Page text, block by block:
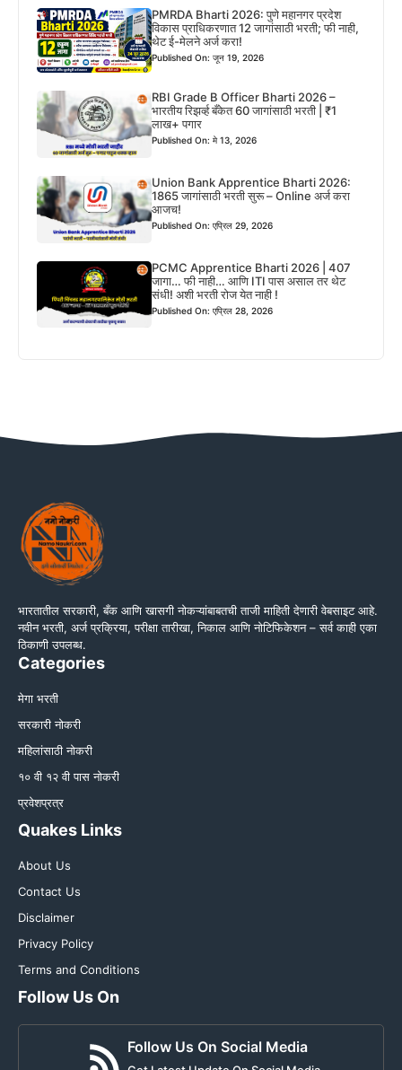
PMRDA Bharti 2026: पुणे महानगर प्रदेश
विकास प्राधिकरणात 12 जागांसाठी भरती; फी नाही,
थेट ई-मेलने अर्ज करा!
Published On: जून 19, 2026
RBI Grade B Officer Bharti 2026 –
भारतीय रिझर्व्ह बँकेत 60 जागांसाठी भरती | ₹1
लाख+ पगार
Published On: मे 13, 2026
Union Bank Apprentice Bharti 2026:
1865 जागांसाठी भरती सुरू – Online अर्ज करा
आजच!
Published On: एप्रिल 29, 2026
PCMC Apprentice Bharti 2026 | 407
जागा… फी नाही… आणि ITI पास असाल तर थेट
संधी! अशी भरती रोज येत नाही !
Published On: एप्रिल 28, 2026
भारतातील सरकारी, बँक आणि खासगी नोकऱ्यांबाबतची ताजी माहिती देणारी वेबसाइट आहे.
नवीन भरती, अर्ज प्रक्रिया, परीक्षा तारीखा, निकाल आणि नोटिफिकेशन – सर्व काही एका
ठिकाणी उपलब्ध.
Categories
मेगा भरती
सरकारी नोकरी
महिलांसाठी नोकरी
१० वी १२ वी पास नोकरी
प्रवेशप्रत्र
Quakes Links
About Us
Contact Us
Disclaimer
Privacy Policy
Terms and Conditions
Follow Us On
Follow Us On Social Media